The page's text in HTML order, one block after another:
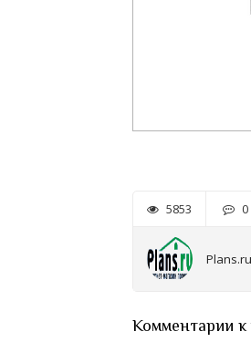
5853 0
Plans.ru
Комментарии к